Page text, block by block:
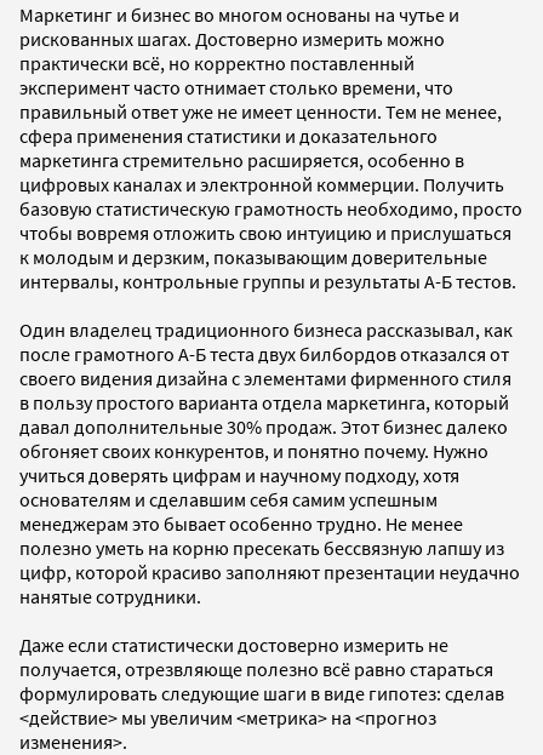
Маркетинг и бизнес во многом основаны на чутье и
рискованных шагах. Достоверно измерить можно
практически всё, но корректно поставленный
эксперимент часто отнимает столько времени, что
правильный ответ уже не имеет ценности. Тем не менее,
сфера применения статистики и доказательного
маркетинга стремительно расширяется, особенно в
цифровых каналах и электронной коммерции. Получить
базовую статистическую грамотность необходимо, просто
чтобы вовремя отложить свою интуицию и прислушаться
к молодым и дерзким, показывающим доверительные
интервалы, контрольные группы и результаты А-Б тестов.
Один владелец традиционного бизнеса рассказывал, как
после грамотного А-Б теста двух билбордов отказался от
своего видения дизайна с элементами фирменного стиля
в пользу простого варианта отдела маркетинга, который
давал дополнительные 30% продаж. Этот бизнес далеко
обгоняет своих конкурентов, и понятно почему. Нужно
учиться доверять цифрам и научному подходу, хотя
основателям и сделавшим себя самим успешным
менеджерам это бывает особенно трудно. Не менее
полезно уметь на корню пресекать бессвязную лапшу из
цифр, которой красиво заполняют презентации неудачно
нанятые сотрудники.
Даже если статистически достоверно измерить не
получается, отрезвляюще полезно всё равно стараться
формулировать следующие шаги в виде гипотез: сделав
<действие> мы увеличим <метрика> на <прогноз
изменения>.